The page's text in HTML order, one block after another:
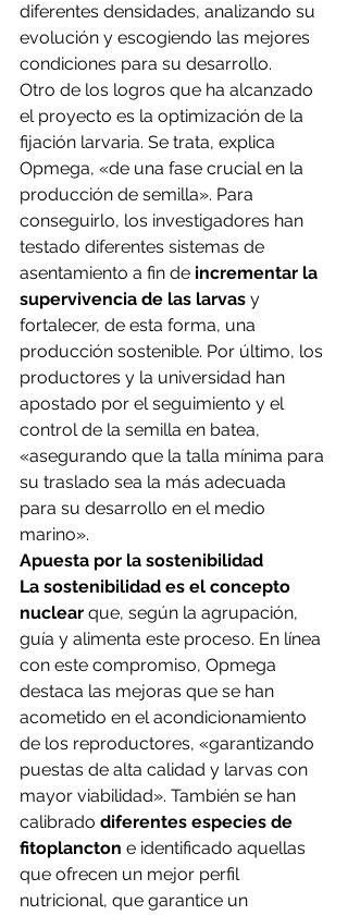
diferentes densidades, analizando su
evolución y escogiendo las mejores
condiciones para su desarrollo.
Otro de los logros que ha alcanzado
el proyecto es la optimización de la
fijación larvaria. Se trata, explica
Opmega, «de una fase crucial en la
producción de semilla». Para
conseguirlo, los investigadores han
testado diferentes sistemas de
asentamiento a fin de incrementar la
supervivencia de las larvas y
fortalecer, de esta forma, una
producción sostenible. Por último, los
productores y la universidad han
apostado por el seguimiento y el
control de la semilla en batea,
«asegurando que la talla mínima para
su traslado sea la más adecuada
para su desarrollo en el medio
marino».
Apuesta por la sostenibilidad
La sostenibilidad es el concepto
nuclear que, según la agrupación,
guía y alimenta este proceso. En línea
con este compromiso, Opmega
destaca las mejoras que se han
acometido en el acondicionamiento
de los reproductores, «garantizando
puestas de alta calidad y larvas con
mayor viabilidad». También se han
calibrado diferentes especies de
fitoplancton e identificado aquellas
que ofrecen un mejor perfil
nutricional, que garantice un